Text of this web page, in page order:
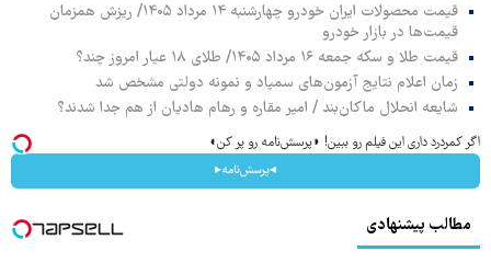
قیمت محصولات ایران خودرو چهارشنبه ۱۴ مرداد ۱۴۰۵/ ریزش همزمان
قیمت‌ها در بازار خودرو
قیمت طلا و سکه جمعه ۱۶ مرداد ۱۴۰۵/ طلای ۱۸ عیار امروز چند؟
زمان اعلام نتایج آزمون‌های سمپاد و نمونه دولتی مشخص شد
شایعه انحلال ماکان‌بند / امیر مقاره و رهام هادیان از هم جدا شدند؟
اگر کمردرد داری این فیلم رو ببین! ◗پرسش‌نامه رو پر کن◖
◂پرسش‌نامه▸
مطالب پیشنهادی